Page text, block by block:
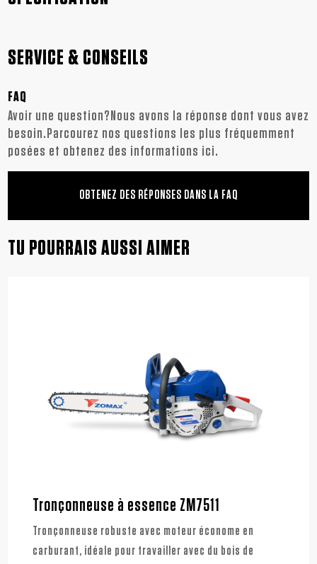
SERVICE & CONSEILS
FAQ
Avoir une question?Nous avons la réponse dont vous avez
besoin.Parcourez nos questions les plus fréquemment
posées et obtenez des informations ici.
OBTENEZ DES RÉPONSES DANS LA FAQ
TU POURRAIS AUSSI AIMER
Tronçonneuse à essence ZM7511
Tronçonneuse robuste avec moteur économe en
carburant, idéale pour travailler avec du bois de